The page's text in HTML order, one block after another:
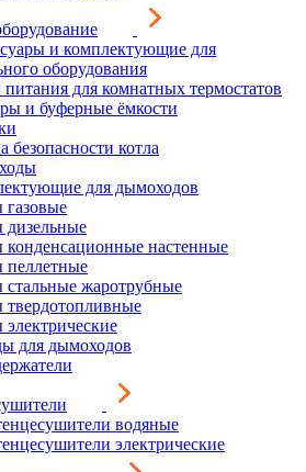
и комплектующие для
оборудования
для комнатных термостатов
и буферные ёмкости
безопасности котла
для дымоходов
газовые
дизельные
конденсационные настенные
пеллетные
стальные жаротрубные
твердотопливные
для дымоходов
водяные
электрические